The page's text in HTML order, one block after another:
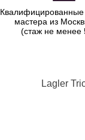
мастера из
(стаж не менее
Lagler